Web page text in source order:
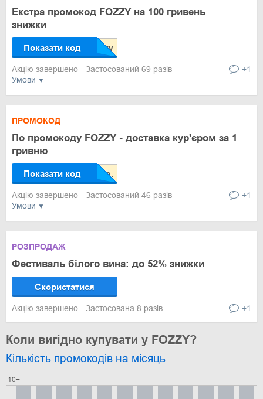
Умови
Екстра промокод FOZZY на 100 гривень
знижки
Показати код
Акцію завершено Застосований 69 разів +1
Умови
ПРОМОКОД
По промокоду FOZZY - доставка кур'єром за 1
гривню
Показати код
Акцію завершено Застосований 46 разів +1
РОЗПРОДАЖ
Фестиваль білого вина: до 52% знижки
Скористатися
Акцію завершено Застосована 8 разів +1
Коли вигідно купувати у FOZZY?
Кількість промокодів на місяць
10+